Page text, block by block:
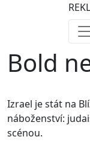
Bold
Izrael je stát na
náboženství:
scénou.